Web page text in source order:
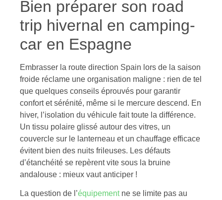
Bien préparer son road
trip hivernal en camping-
car en Espagne
Embrasser la route direction Spain lors de la saison
froide réclame une organisation maligne : rien de tel
que quelques conseils éprouvés pour garantir
confort et sérénité, même si le mercure descend. En
hiver, l’isolation du véhicule fait toute la différence.
Un tissu polaire glissé autour des vitres, un
couvercle sur le lanterneau et un chauffage efficace
évitent bien des nuits frileuses. Les défauts
d’étanchéité se repèrent vite sous la bruine
andalouse : mieux vaut anticiper !
La question de l’équipementne se limite pas au